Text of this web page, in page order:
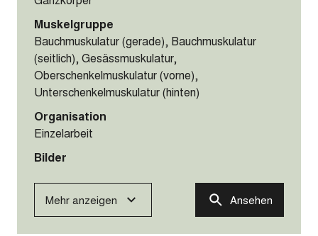
Muskelgruppe
Bauchmuskulatur (gerade), Bauchmuskulatur
(seitlich), Gesässmuskulatur,
Oberschenkelmuskulatur (vorne),
Unterschenkelmuskulatur (hinten)
Organisation
Einzelarbeit
Bilder
Mehr anzeigen Ansehen